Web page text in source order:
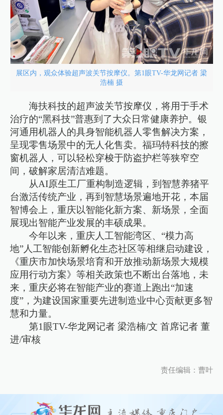
展区内，观众体验超声波关节按摩仪。第1眼TV-华龙网记者 梁
浩楠 摄
海扶科技的超声波关节按摩仪，将用于手术
治疗的“黑科技”普惠到了大众日常健康养护。银
河通用机器人的具身智能机器人零售解决方案，
呈现零售场景中的无人化售卖。福玛特科技的擦
窗机器人，可以轻松穿梭于防盗护栏等狭窄空
间，破解家居清洁难题。
从AI原生工厂重构制造逻辑，到智慧养猪平
台激活传统产业，再到智慧场景遍地开花，本届
智博会上，重庆以智能化新方案、新场景，全面
展现出智能产业发展的丰硕成果。
今年以来，重庆人工智能湾区、“模力高
地”人工智能创新孵化生态社区等相继启动建设，
《重庆市加快场景培育和开放推动新场景大规模
应用行动方案》等相关政策也不断出台落地，未
来，重庆必将在智能产业的赛道上跑出“加速
度”，为建设国家重要先进制造业中心贡献更多智
慧和力量。
第1眼TV-华龙网记者 梁浩楠/文 首席记者 董
进/审核
责任编辑：曹叶